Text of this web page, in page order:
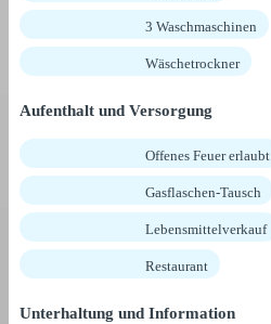
3 Waschmaschinen
Wäschetrockner
Aufenthalt und Versorgung
Offenes Feuer erlaubt
Gasflaschen-Tausch
Lebensmittelverkauf
Restaurant
Unterhaltung und Information